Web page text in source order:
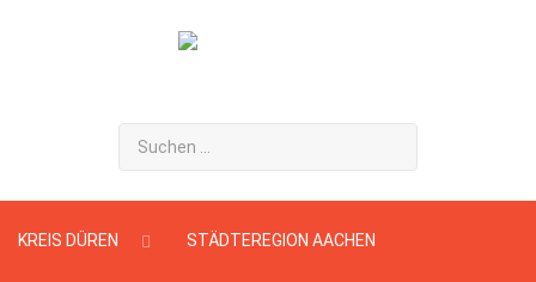
Suchen
...
KREIS DÜREN STÄDTEREGION AACHEN